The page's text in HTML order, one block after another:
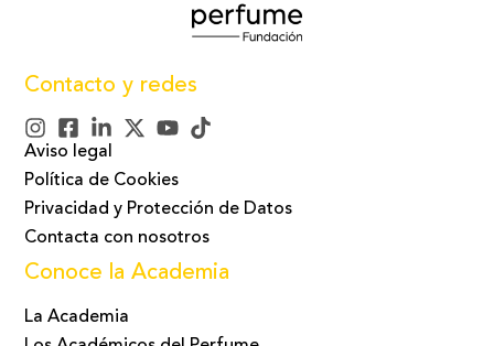
Contacto y redes
Aviso legal
Política de Cookies
Privacidad y Protección de Datos
Contacta con nosotros
Conoce la Academia
La Academia